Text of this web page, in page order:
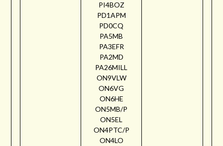
PI4BOZ
PD1APM
PD0CQ
PA5MB
PA3EFR
PA2MD
PA26MILL
ON9VLW
ON6VG
ON6HE
ON5MB/P
ON5EL
ON4PTC/P
ON4LO